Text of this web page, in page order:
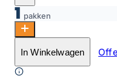
1 pakken
Dynamic Rigid Click
Toevoegen aan
In Winkelwagen